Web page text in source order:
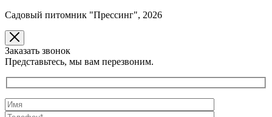
Садовый питомник "Прессинг", 2026
Заказать звонок
Представьтесь, мы вам перезвоним.